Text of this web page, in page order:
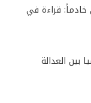
خادماً: قراءة في
بين العدالة